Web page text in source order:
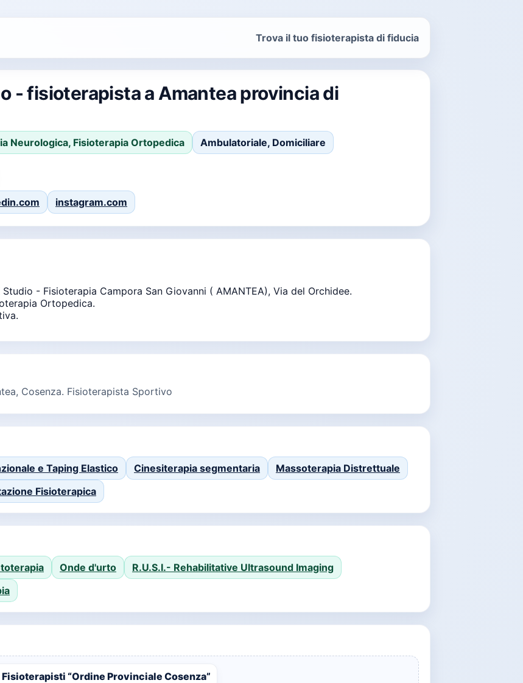
Trova il tuo fisioterapista di fiducia
- fisioterapista a Amantea provincia di
Neurologica, Fisioterapia Ortopedica Ambulatoriale, Domiciliare
instagram.com
- Fisioterapia Campora San Giovanni ( AMANTEA), Via del Orchidee.
Ortopedica.
Cosenza. Fisioterapista Sportivo
e Taping Elastico Cinesiterapia segmentaria
Massoterapia Distrettuale
Fisioterapica
Onde d'urto
R.U.S.I.- Rehabilitative Ultrasound Imaging
“Ordine Provinciale Cosenza”